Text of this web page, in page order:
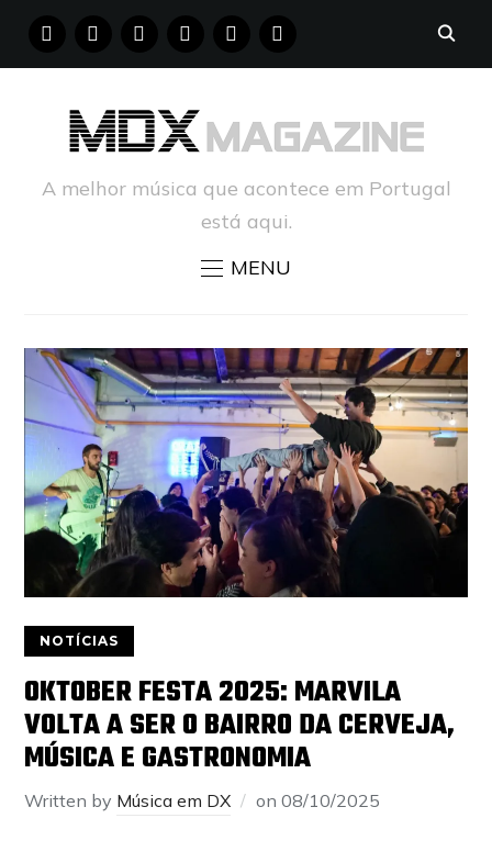
FACEBOOKINSTAGRAM
YOUTUBE PINTERESTTUMBLR
A melhor música que acontece em Portugal
está aqui.
MENU
NOTÍCIAS
OKTOBER FESTA 2025: MARVILA
VOLTA A SER O BAIRRO DA CERVEJA,
MÚSICA E GASTRONOMIA
Written by Música em DX on08/10/2025